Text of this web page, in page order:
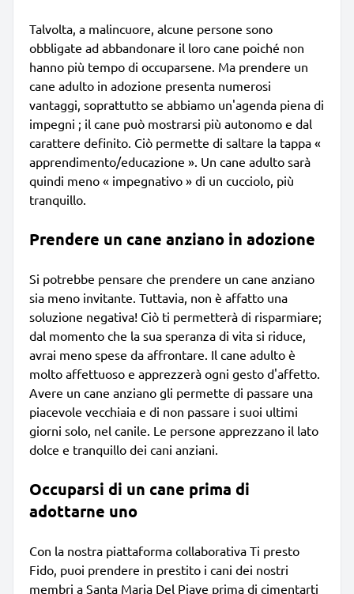
Talvolta, a malincuore, alcune persone sono
obbligate ad abbandonare il loro cane poiché non
hanno più tempo di occuparsene. Ma prendere un
cane adulto in adozione presenta numerosi
vantaggi, soprattutto se abbiamo un'agenda piena di
impegni ; il cane può mostrarsi più autonomo e dal
carattere definito. Ciò permette di saltare la tappa «
apprendimento/educazione ». Un cane adulto sarà
quindi meno « impegnativo » di un cucciolo, più
tranquillo.
Prendere un cane anziano in adozione
Si potrebbe pensare che prendere un cane anziano
sia meno invitante. Tuttavia, non è affatto una
soluzione negativa! Ciò ti permetterà di risparmiare;
dal momento che la sua speranza di vita si riduce,
avrai meno spese da affrontare. Il cane adulto è
molto affettuoso e apprezzerà ogni gesto d'affetto.
Avere un cane anziano gli permette di passare una
piacevole vecchiaia e di non passare i suoi ultimi
giorni solo, nel canile. Le persone apprezzano il lato
dolce e tranquillo dei cani anziani.
Occuparsi di un cane prima di
adottarne uno
Con la nostra piattaforma collaborativa Ti presto
Fido, puoi prendere in prestito i cani dei nostri
membri a Santa Maria Del Piave prima di cimentarti